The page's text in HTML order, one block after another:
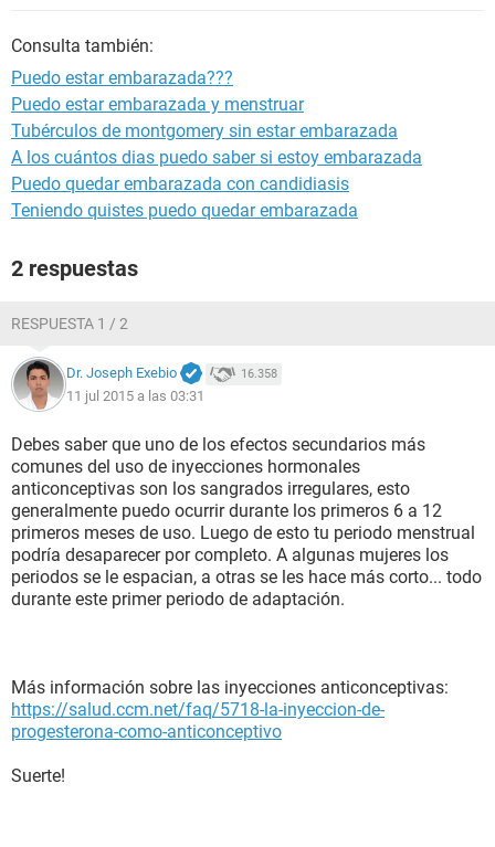
Consulta también:
Puedo estar embarazada???
Puedo estar embarazada y menstruar
Tubérculos de montgomery sin estar embarazada
A los cuántos dias puedo saber si estoy embarazada
Puedo quedar embarazada con candidiasis
Teniendo quistes puedo quedar embarazada
2 respuestas
RESPUESTA 1 / 2
Dr. Joseph Exebio 16.358
11 jul 2015 a las 03:31
Debes saber que uno de los efectos secundarios más
comunes del uso de inyecciones hormonales
anticonceptivas son los sangrados irregulares, esto
generalmente puedo ocurrir durante los primeros 6 a 12
primeros meses de uso. Luego de esto tu periodo menstrual
podría desaparecer por completo. A algunas mujeres los
periodos se le espacian, a otras se les hace más corto... todo
durante este primer periodo de adaptación.
Más información sobre las inyecciones anticonceptivas:
https://salud.ccm.net/faq/5718-la-inyeccion-de-
progesterona-como-anticonceptivo
Suerte!